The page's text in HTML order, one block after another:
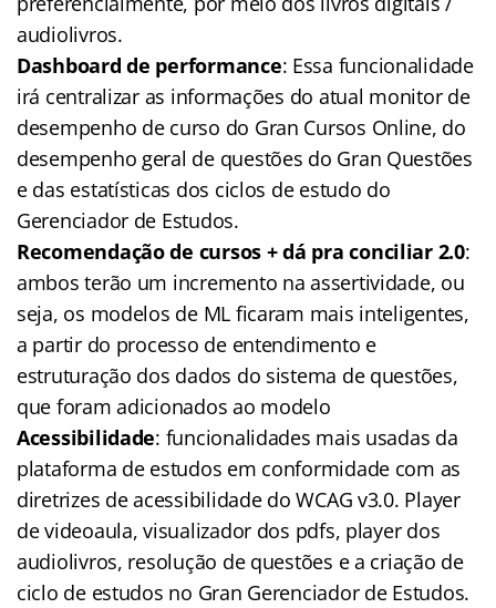
audiolivros.
Dashboard de performance: Essa funcionalidade
irá centralizar as informações do atual monitor de
desempenho de curso do Gran Cursos Online, do
desempenho geral de questões do Gran Questões
e das estatísticas dos ciclos de estudo do
Gerenciador de Estudos.
Recomendação de cursos + dá pra conciliar 2.0:
ambos terão um incremento na assertividade, ou
seja, os modelos de ML ficaram mais inteligentes,
a partir do processo de entendimento e
estruturação dos dados do sistema de questões,
que foram adicionados ao modelo
Acessibilidade: funcionalidades mais usadas da
plataforma de estudos em conformidade com as
diretrizes de acessibilidade do WCAG v3.0. Player
de videoaula, visualizador dos pdfs, player dos
audiolivros, resolução de questões e a criação de
ciclo de estudos no Gran Gerenciador de Estudos.